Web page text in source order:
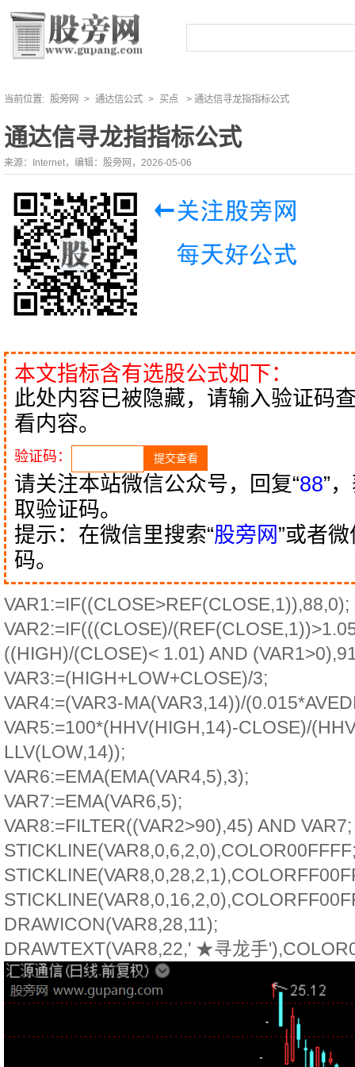
当前位置: 股旁网 > 通达信公式 > 买点 > 通达信寻龙指指标公式
通达信寻龙指指标公式
来源：Internet，编辑：股旁网，2026-05-06
本文指标含有选股公式如下：
此处内容已被隐藏，请输入验证码
看内容。
验证码：
请关注本站微信公众号，回复“88”
取验证码。
提示：在微信里搜索“股旁网 ”或者
码。
VAR1:=IF((CLOSE>REF(CLOSE,1)),88,0);
VAR2:=IF(((CLOSE)/
((HIGH)/(CLOSE)< 1.01) AND
VAR3:=(HIGH+LOW+CLOSE)/3;
VAR4:=(VAR3-MA(VAR3,14))/
VAR5:=100*(HHV(HIGH,14)-CLOSE)/
LLV(LOW,14));
VAR6:=EMA(EMA(VAR4,5),3);
VAR7:=EMA(VAR6,5);
VAR8:=FILTER((VAR2>90),45) AND VAR7;
DRAWICON(VAR8,28,11);
DRAWTEXT(VAR8,22,' ★寻龙手